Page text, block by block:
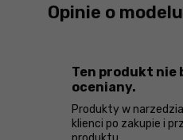
Opinie o modelu
Ten produkt nie
oceniany.
Produkty w
klienci po zakupie i